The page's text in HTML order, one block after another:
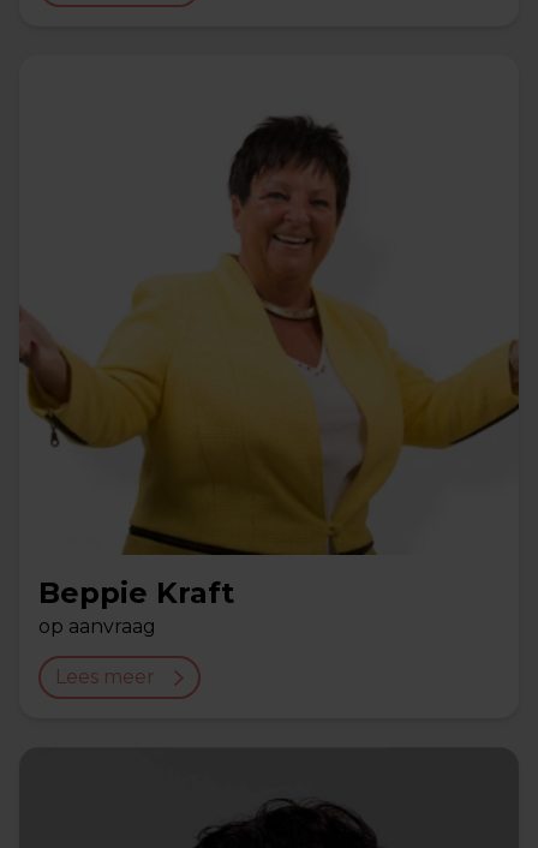
Beppie Kraft
op aanvraag
Lees meer